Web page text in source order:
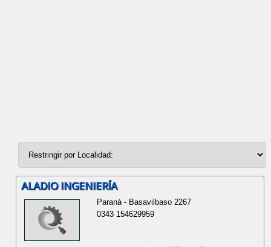
ALADIO INGENIERÍA
Paraná - Basavilbaso 2267
0343 154629959